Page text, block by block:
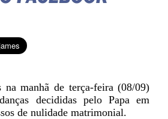
na manhã de terça-feira (08/09)
decididas pelo Papa em
de nulidade matrimonial.